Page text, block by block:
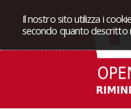
Il nostro sito utilizza i
secondo quanto descritto